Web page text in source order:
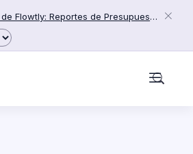
Actualización de Flowtly: Reportes de Presupuesto, Funciones de Inicio de Sesión y Mejoras de Exportación (2026-06-15)